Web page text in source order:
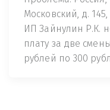
Московский, д. 145,
ИП Зайнулин Р.К.
плату за две
рублей по 300